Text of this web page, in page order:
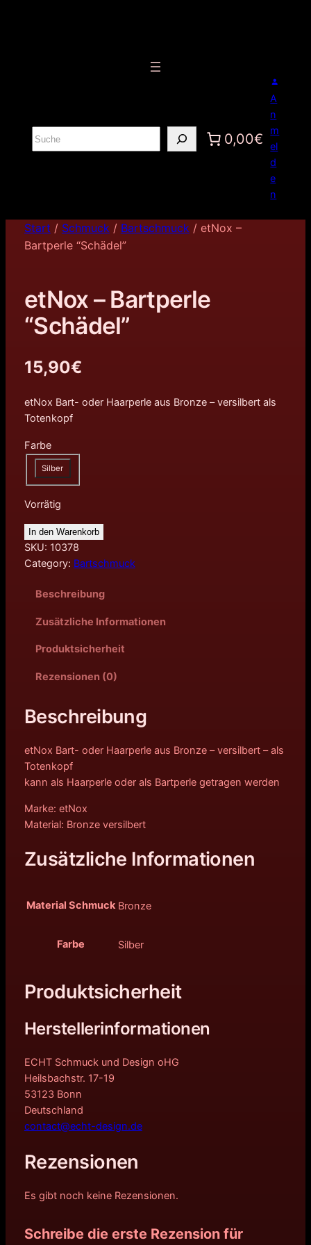
S
u
0,00€
A
n
m
el
d
e
n
Start / Schmuck/ Bartschmuck/ etNox –
Bartperle “Schädel”
etNox – Bartperle
“Schädel”
15,90€
etNox Bart- oder Haarperle aus Bronze – versilbert als
Totenkopf
Farbe
Silber
Vorrätig
In den Warenkorb
SKU: 10378
Category: Bartschmuck
Beschreibung
Zusätzliche Informationen
Produktsicherheit
Rezensionen (0)
Beschreibung
etNox Bart- oder Haarperle aus Bronze – versilbert – als
Totenkopf
kann als Haarperle oder als Bartperle getragen werden
Marke: etNox
Material: Bronze versilbert
Zusätzliche Informationen
Material Schmuck Bronze
Farbe Silber
Produktsicherheit
Herstellerinformationen
ECHT Schmuck und Design oHG
Heilsbachstr. 17-19
53123 Bonn
Deutschland
contact@echt-design.de
Rezensionen
Es gibt noch keine Rezensionen.
Schreibe die erste Rezension für